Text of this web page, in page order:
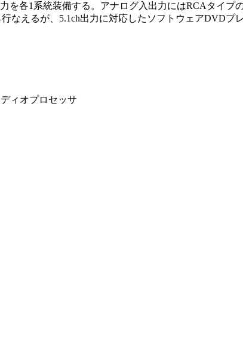
各1系統装備する。アナログ入出力にはRCAタイプ
なえるが、5.1ch出力に対応したソフトウェアDVDプ
ィオプロセッサ